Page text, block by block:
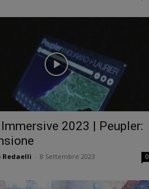
2023 | Peupler:
Redaelli 8 Settembre 2023 0